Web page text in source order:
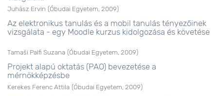
Juhász Ervin (Óbudai Egyetem 2009)
Az elektronikus tanulás és a mobil tanulás tényezőinek
vizsgálata - egy Moodle kurzus kidolgozása és követése
Tamaši Palfi Suzana (Óbudai Egyetem 2009)
Projekt alapú oktatás (PAO) bevezetése a
mérnökképzésbe
Kerekes Ferenc Attila (Óbudai Egyetem 2009)